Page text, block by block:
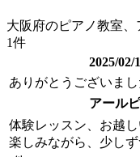
大阪府のピアノ教室
1件
2025/
ありがとうございま
アール
体験レッスン、お越
楽しみながら、少し